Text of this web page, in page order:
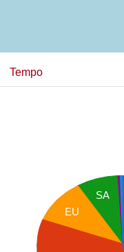
Tempo
SA
EU